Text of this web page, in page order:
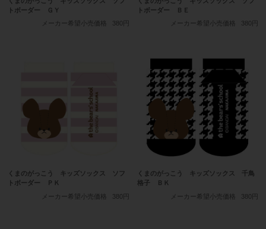
トボーダー ＧＹ
メーカー希望小売価格
380円
トボーダー ＢＥ
メーカー希望小売価格
380円
くまのがっこう キッズソックス ソフ
トボーダー ＰＫ
メーカー希望小売価格
380円
くまのがっこう キッズソックス 千鳥
格子 ＢＫ
メーカー希望小売価格
380円